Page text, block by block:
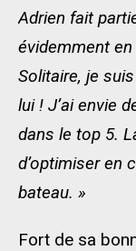
Adrien fait
évidemment
Solitaire, je
lui ! J’ai envie
dans le top 5.
d’optimiser en
bateau. »
Fort de sa